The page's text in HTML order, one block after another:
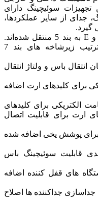
سوئیچینگ دارای
جدای از سایر عملکردها،
گیرد.
رتبه‌بندی‌ها از پیوست‌های B، C و E به بند 5 منتقل شده‌اند.
ترتیب زیرشاخه ها اکنون با ترتیب زیرشاخه های بند 7
انتقال باس و ولتاژ انتقال
برای کلیدهای ارت اضافه
الکتریکی برای کلیدهای
ارت برای قابلیت اتصال
برای پوشش یخی اضافه شده
قابلیت سوئیچینگ باس
های قفل کننده اضافه
جداکننده ها اصلاح